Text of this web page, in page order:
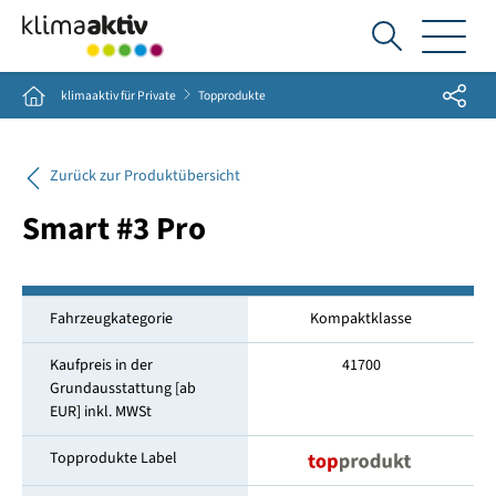
Ich
suche...
Home klimaaktiv für Private Topprodukte Share
Zurück zur Produktübersicht
Smart #3 Pro
Fahrzeugkategorie Kompaktklasse
Kaufpreis in der
Grundausstattung [ab
EUR] inkl. MWSt
41700
Topprodukte Label